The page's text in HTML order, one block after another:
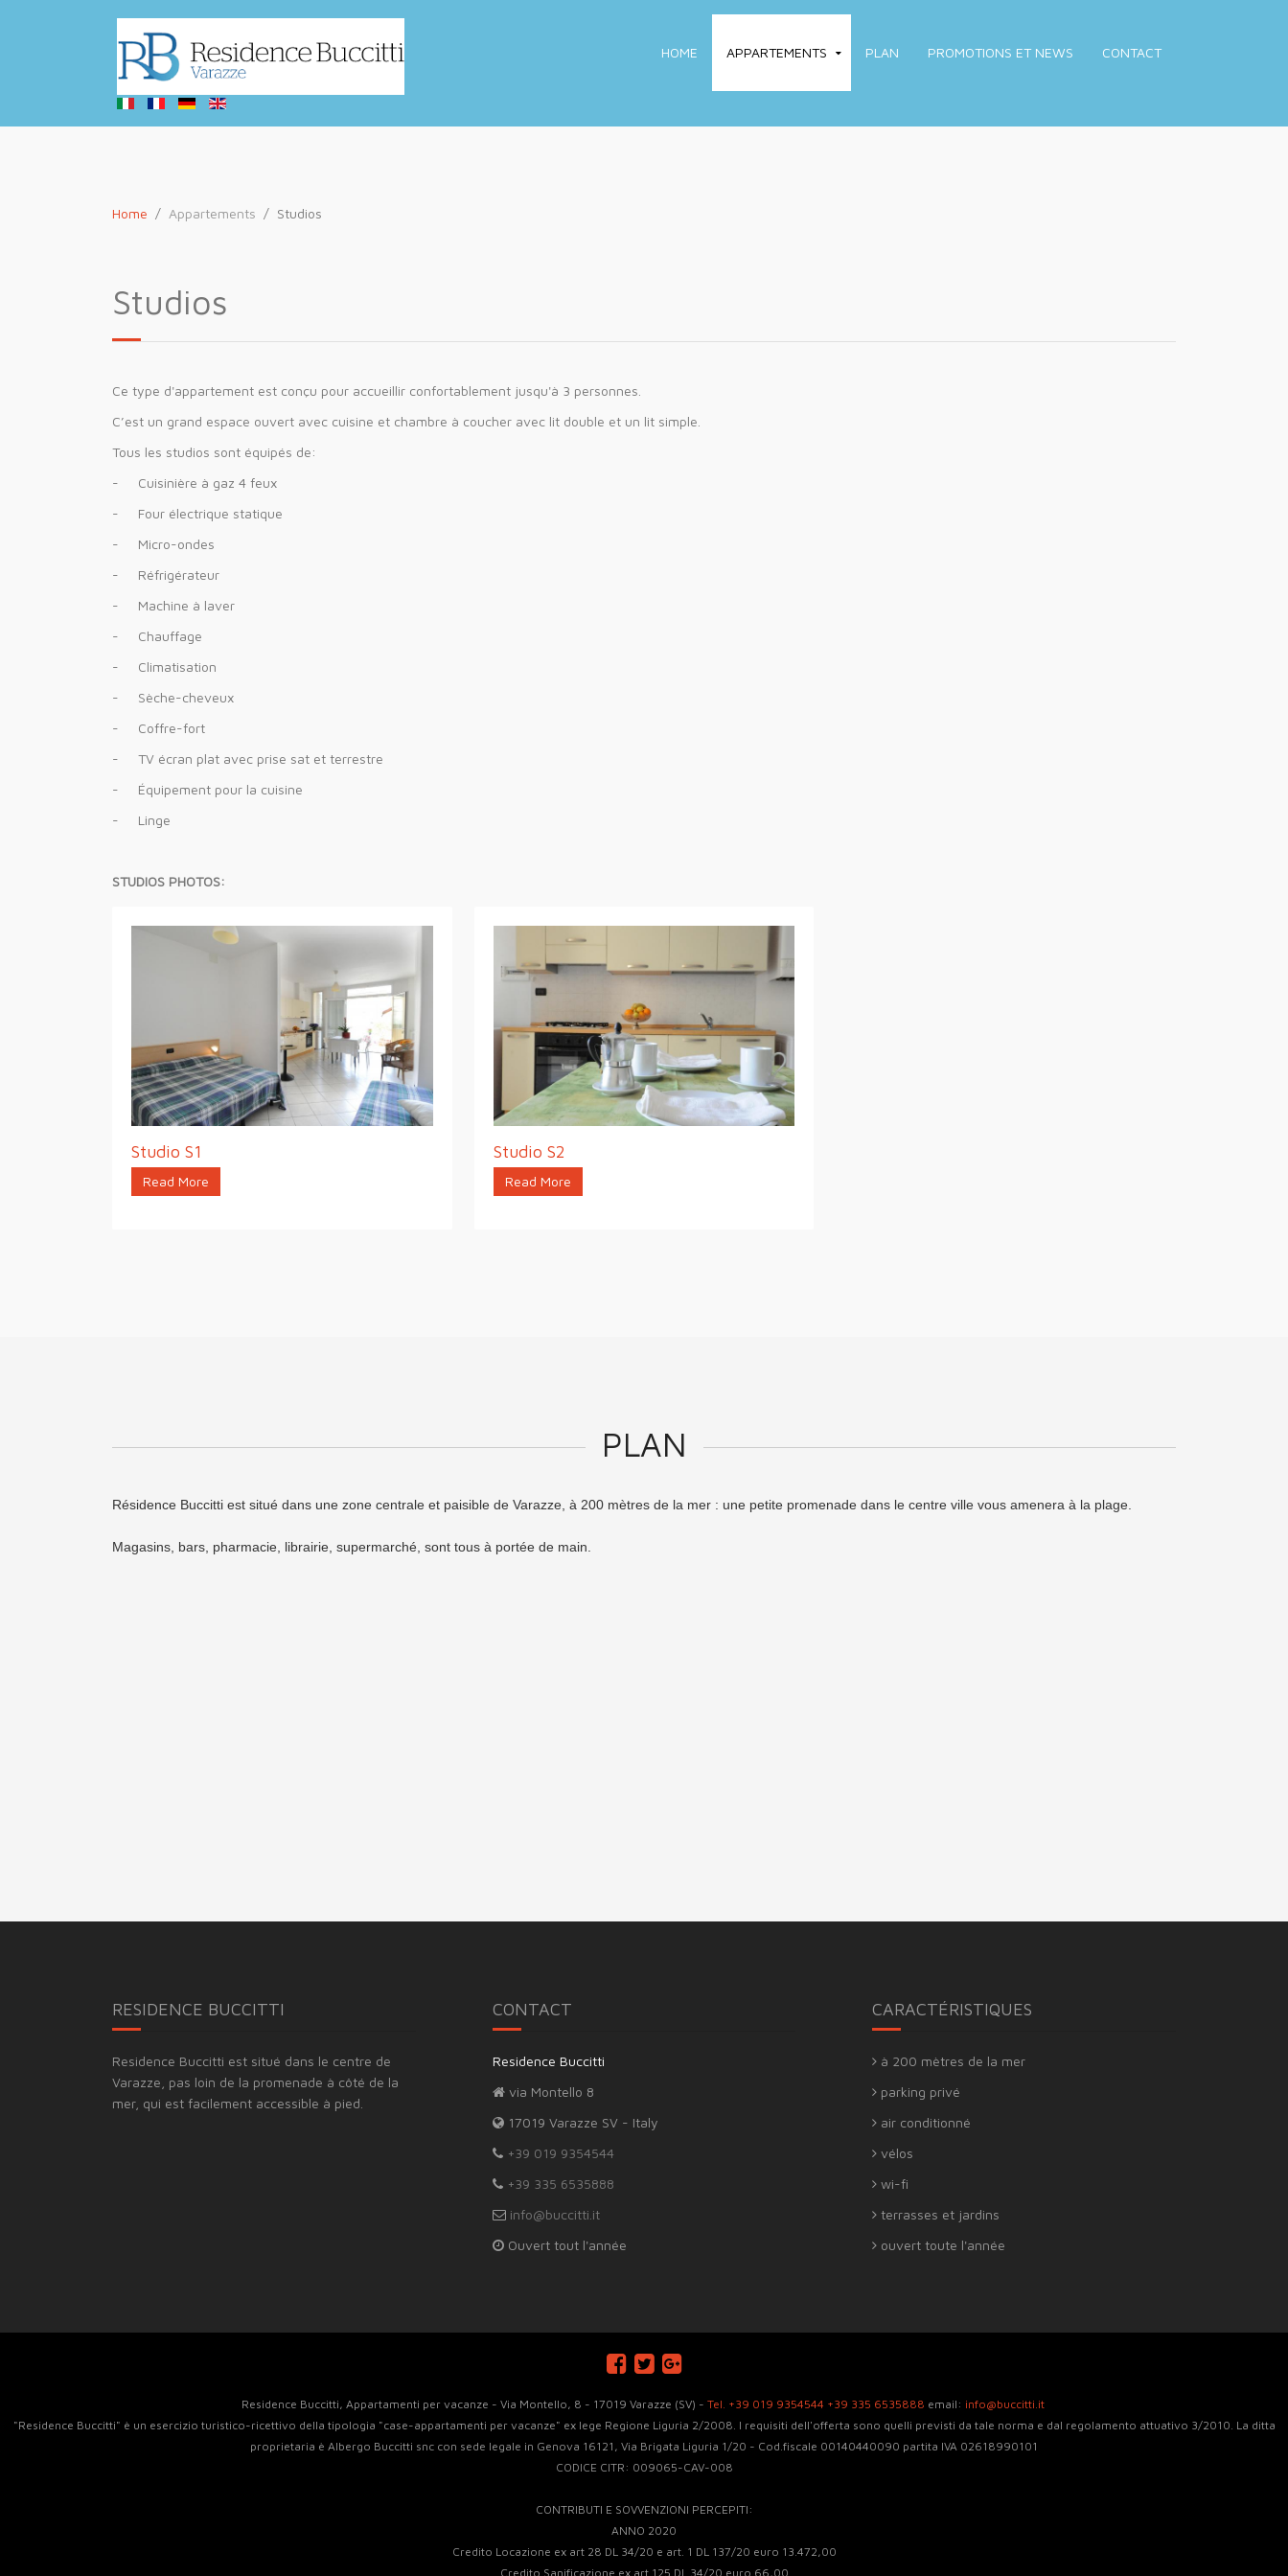
HOME APPARTEMENTS PLAN PROMOTIONS ET NEWS CONTACT
Home Appartements Studios
Studios
Ce type d'appartement est conçu pour accueillir confortablement jusqu'à 3 personnes.
C’est un grand espace ouvert avec cuisine et chambre à coucher avec lit double et un lit simple.
Tous les studios sont équipés de:
-
Cuisinière à gaz 4 feux
-
Four électrique statique
-
Micro-ondes
-
Réfrigérateur
-
Machine à laver
-
Chauffage
-
Climatisation
-
Sèche-cheveux
-
Coffre-fort
-
TV écran plat avec prise sat et terrestre
-
Équipement pour la cuisine
-
Linge
STUDIOS PHOTOS:
Studio S1
Read More
Studio S2
Read More
PLAN
Résidence Buccitti est situé dans une zone centrale et paisible de Varazze, à 200 mètres de la mer : une petite promenade dans le centre ville vous amenera à la plage.
Magasins, bars, pharmacie, librairie, supermarché, sont tous à portée de main.
RESIDENCE BUCCITTI
Residence Buccitti est situé dans le centre de
Varazze, pas loin de la promenade à côté de la
mer, qui est facilement accessible à pied.
CONTACT
Residence Buccitti
via Montello 8
17019 Varazze SV - Italy
+39 019 9354544
+39 335 6535888
info@buccitti.it
Ouvert tout l'année
CARACTÉRISTIQUES
à 200 mètres de la mer
parking privé
air conditionné
vélos
wi-fi
terrasses et jardins
ouvert toute l'année
Residence Buccitti, Appartamenti per vacanze - Via Montello, 8 - 17019 Varazze (SV) - Tel. +39 019 9354544 +39 335 6535888 email: info@buccitti.it
"Residence Buccitti" è un esercizio turistico-ricettivo della tipologia "case-appartamenti per vacanze" ex lege Regione Liguria 2/2008. I requisiti dell'offerta sono quelli previsti da tale norma e dal regolamento attuativo 3/2010. La ditta
proprietaria è Albergo Buccitti snc con sede legale in Genova 16121, Via Brigata Liguria 1/20 - Cod.fiscale 00140440090 partita IVA 02618990101
CODICE CITR: 009065-CAV-008
CONTRIBUTI E SOVVENZIONI PERCEPITI:
ANNO 2020
Credito Locazione ex art 28 DL 34/20 e art. 1 DL 137/20 euro 13.472,00
Credito Sanificazione ex art 125 DL 34/20 euro 66,00